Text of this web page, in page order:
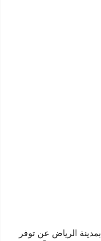
بمدينة الرياض عن توفر